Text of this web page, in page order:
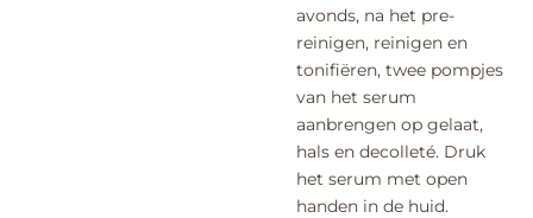
avonds, na het pre-
reinigen, reinigen en
tonifiëren, twee pompjes
van het serum
aanbrengen op gelaat,
hals en decolleté. Druk
het serum met open
handen in de huid.